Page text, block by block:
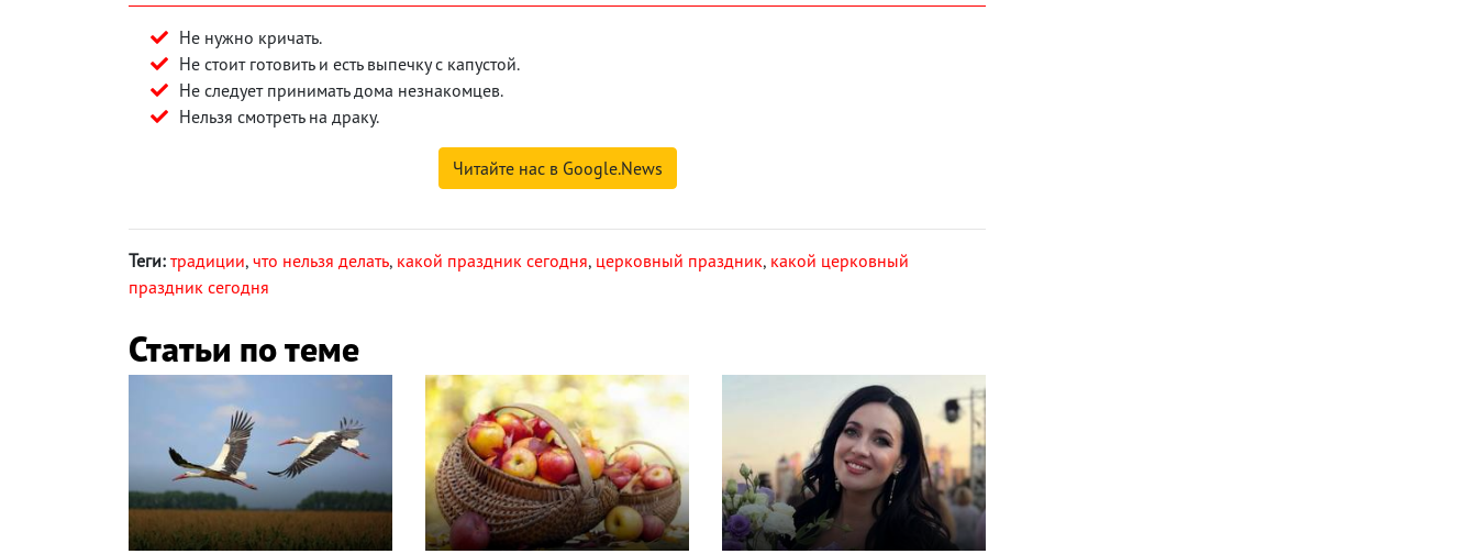
Не нужно кричать.
Не стоит готовить и есть выпечку с капустой.
Не следует принимать дома незнакомцев.
Нельзя смотреть на драку.
Читайте нас в Google.News
Теги: традиции, что нельзя делать, какой праздник сегодня, церковный праздник, какой церковный
праздник сегодня
Статьи по теме